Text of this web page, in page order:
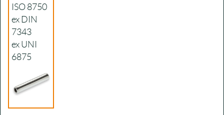
ISO 8750
ex DIN
7343
ex UNI
6875